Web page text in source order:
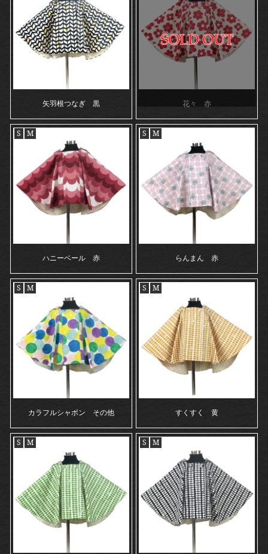
矢羽根つなぎ 黒 花々 赤
S M
ハニーベール 赤
S M
らんまん 赤
S M
カラフルシャボン その他
S M
すくすく 黄
S M S M